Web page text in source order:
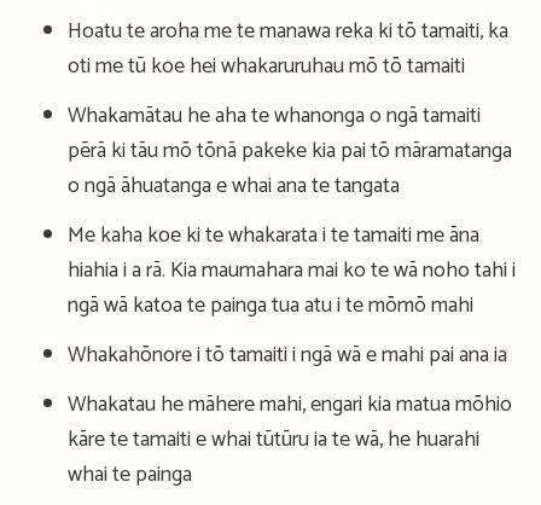
Hoatu te aroha me te manawa reka ki tō tamaiti, ka
oti me tū koe hei whakaruruhau mō tō tamaiti
Whakamātau he aha te whanonga o ngā tamaiti
pērā ki tāu mō tōnā pakeke kia pai tō māramatanga
o ngā āhuatanga e whai ana te tangata
Me kaha koe ki te whakarata i te tamaiti me āna
hiahia i a rā. Kia maumahara mai ko te wā noho tahi i
ngā wā katoa te painga tua atu i te mōmō mahi
Whakahōnore i tō tamaiti i ngā wā e mahi pai ana ia
Whakatau he māhere mahi, engari kia matua mōhio
kāre te tamaiti e whai tūtūru ia te wā, he huarahi
whai te painga